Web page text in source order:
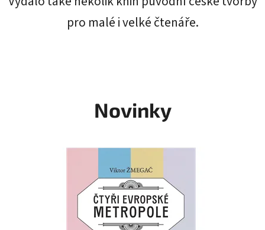
Novinky
pro malé i velké čtenáře.